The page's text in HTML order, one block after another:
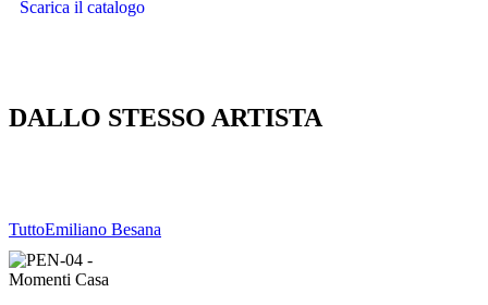
Scarica il catalogo
DALLO STESSO ARTISTA
TuttoEmiliano Besana